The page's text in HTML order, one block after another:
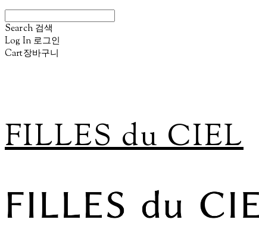
Search 검색
Log In 로그인
Cart장바구니
FILLES du CIEL